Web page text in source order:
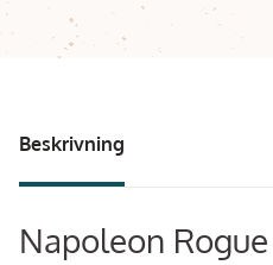
Beskrivning
Napoleon